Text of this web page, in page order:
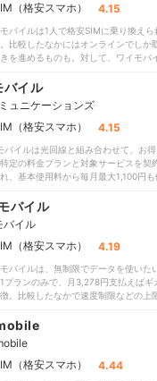
りにくさを割り切れる人向け」とい
した。＜おすすめできる人＞サブ回
し込み・セルフ手続きに心配がある
めできない人＞あまりデータ量を消
年3月から料金は据え置きで使えるデ
は対象SNS以外の通信に充てられる
よりギガ数も増え、費用も抑えられ
じられるでしょう。ドコモ・au・
常時間帯・通勤時間帯ではどの回線
どの速度が出ていました。しかし、
込みも待つほど速度が低下する結果
はちょっと遅くなる」との口コミが
ービスのように、予約番号を取得す
は3,740円と高めですが、開通月の
費用はそれほど負担にならないでし
画を見ない人や普段はWi-Fiを利用し
電波強度も十分で、地下や屋内でも
安く利用したい人や、通信速度を重視
検討してくださいね。＜おすすめな
の快適さを重視する人
（格安スマホ） 4.15
バイルは1人で格安SIMに乗り換え
比較したなかにはオンラインでしか
を進めるものも。対して、ワイモバ
強いでしょう。全国に2,000店以上
見つけやすいといえます。自宅で
っている人にも候補に。Wi-Fiとの
月額から最大1,650円割引に。各プ
。回線がソフトバンクと同じである
に。「帰宅時間帯はサイトの表示に
ましたが、検証では混雑しやすい昼
つながりやすいでしょう。店頭でサ
信品質の高さがワイモバイルの魅力
ず、「料金が高すぎる」との口コミ
なかには、プランによっては1,000
SoftBank 光 ファミリーの場合、基
ョン550円／月～が別途必要です（
1日以降の契約者は、契約期間満了月
＜おすすめな人＞契約に不安があり
光かSoftBank Airを自宅で使って
バイル
ュニケーションズ
（格安スマホ）
4.15
バイルは光回線と組み合わせて、お
定の料金プランと対象サービスを契
、基本使用料から毎月最大1,100円も
Fiが対象か、一度チェックしてみま
うれしいポイント。オンライン専用
で1人で行う必要があり、スマホ初心
その点、UQモバイルは全国のauシ
では、混雑しやすい昼休み時間帯も
なかには回線が混雑する時間帯に、
が落ちるものも。一方、UQモバイル
波強度も申し分なし。東京駅・新宿
かりつながりました。auと同じ回線
じられ、通信速度・つながりやすさ
ます。ただし、セット割を適用しな
バイル
バイル
（格安スマホ）
4.19
バイルは、無制限でデータを使いた
プランのみで、月3,278円支払えばギ
。比較したなかで速度制限などの上
料金が安く、「他社では考えられな
ントは楽天モバイルの料金支払いに
使い道が多く、楽天経済圏の人にも
（格安スマホ）
4.44